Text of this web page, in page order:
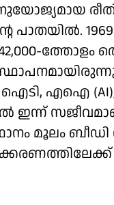
പാതയില്‍.
ത്തോളം
ഐടി, എഐ
ഇന്ന്
മൂലം